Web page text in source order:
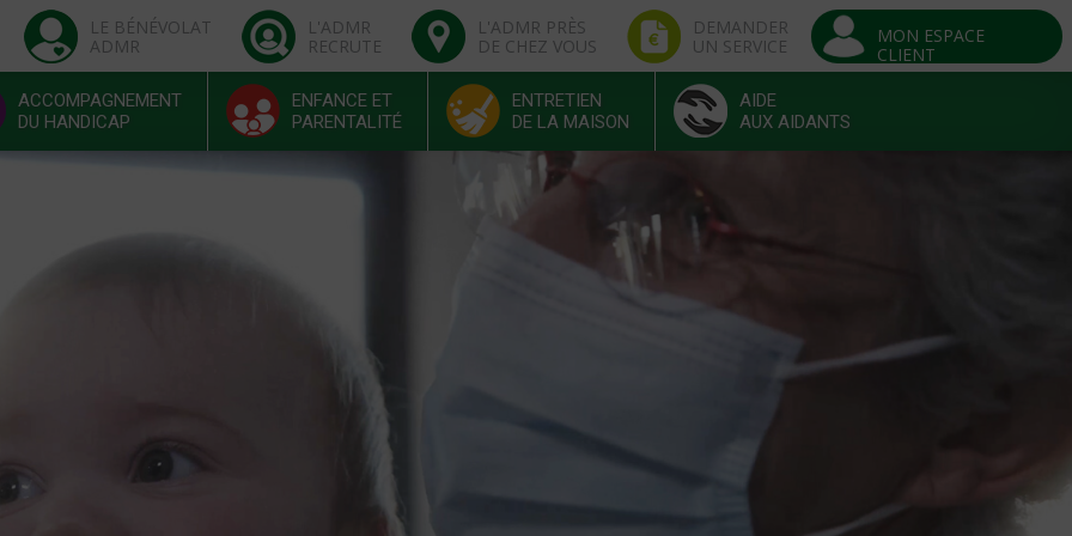
LE BÉNÉVOLAT
ADMR
L'ADMR
RECRUTE
L'ADMR PRÈS
DE CHEZ VOUS
DEMANDER
UN SERVICE
MON ESPACE
CLIENT
ACCOMPAGNEMENT
DU HANDICAP
ENFANCE ET
PARENTALITÉ
ENTRETIEN
DE LA MAISON
AIDE
AUX AIDANTS